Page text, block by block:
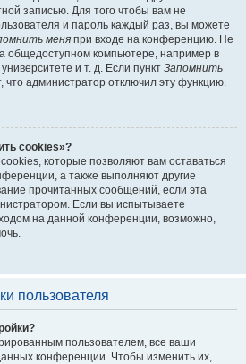
записью. Для того чтобы вам не
и пароль каждый раз, вы можете
меня при входе на конференцию. Не
общедоступном компьютере, например в
и т. д. Если пункт Запомнить
что администратор отключил эту функцию.
cookies»?
которые позволяют вам оставаться
а также выполняют другие
прочитанных сообщений, если эта
Если вы испытываете
на данной конференции, возможно,
пользователя
пользователем, все ваши
конференции. Чтобы изменить их,